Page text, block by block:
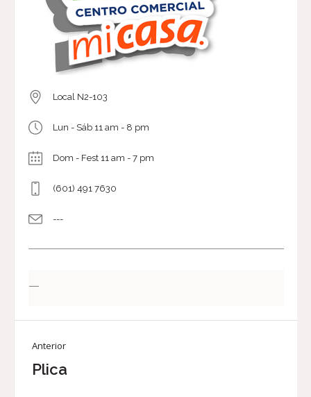
Local N2-103
Lun - Sáb 11 am - 8 pm
Dom - Fest 11 am - 7 pm
(601) 491 7630
---
—
Anterior
Plica